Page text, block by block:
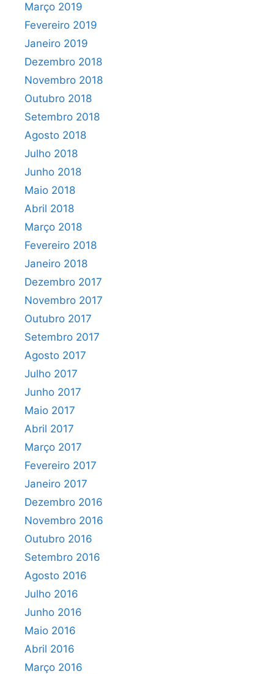
Março 2019
Fevereiro 2019
Janeiro 2019
Dezembro 2018
Novembro 2018
Outubro 2018
Setembro 2018
Agosto 2018
Julho 2018
Junho 2018
Maio 2018
Abril 2018
Março 2018
Fevereiro 2018
Janeiro 2018
Dezembro 2017
Novembro 2017
Outubro 2017
Setembro 2017
Agosto 2017
Julho 2017
Junho 2017
Maio 2017
Abril 2017
Março 2017
Fevereiro 2017
Janeiro 2017
Dezembro 2016
Novembro 2016
Outubro 2016
Setembro 2016
Agosto 2016
Julho 2016
Junho 2016
Maio 2016
Abril 2016
Março 2016